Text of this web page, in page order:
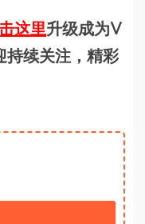
这里升级成为V
持续关注，精彩